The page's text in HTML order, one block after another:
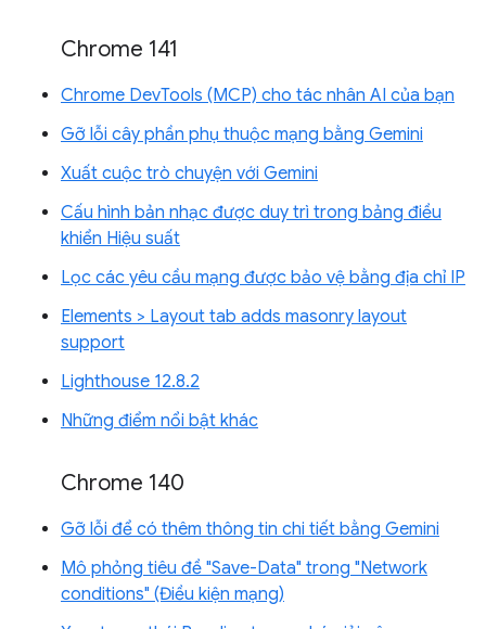
Chrome 141
Chrome DevTools (MCP) cho tác nhân AI của bạn
Gỡ lỗi cây phần phụ thuộc mạng bằng Gemini
Xuất cuộc trò chuyện với Gemini
Cấu hình bản nhạc được duy trì trong bảng điều
khiển Hiệu suất
Lọc các yêu cầu mạng được bảo vệ bằng địa chỉ IP
Elements > Layout tab adds masonry layout
support
Lighthouse 12.8.2
Những điểm nổi bật khác
Chrome 140
Gỡ lỗi để có thêm thông tin chi tiết bằng Gemini
Mô phỏng tiêu đề "Save-Data" trong "Network
conditions" (Điều kiện mạng)